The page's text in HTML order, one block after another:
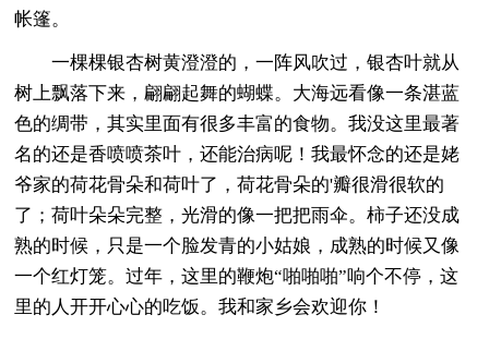
帐篷。
一棵棵银杏树黄澄澄的，一阵风吹过，银杏叶就从
树上飘落下来，翩翩起舞的蝴蝶。大海远看像一条湛蓝
色的绸带，其实里面有很多丰富的食物。我没这里最著
名的还是香喷喷茶叶，还能治病呢！我最怀念的还是姥
爷家的荷花骨朵和荷叶了，荷花骨朵的'瓣很滑很软的
了；荷叶朵朵完整，光滑的像一把把雨伞。柿子还没成
熟的时候，只是一个脸发青的小姑娘，成熟的时候又像
一个红灯笼。过年，这里的鞭炮“啪啪啪”响个不停，这
里的人开开心心的吃饭。我和家乡会欢迎你！